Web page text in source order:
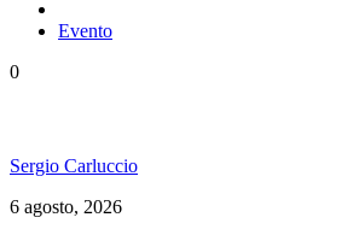
Evento
0
Sergio Carluccio
6 agosto, 2026